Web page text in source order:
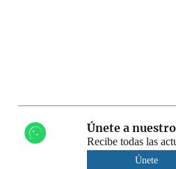
Únete a
Recibe todas las
Únete